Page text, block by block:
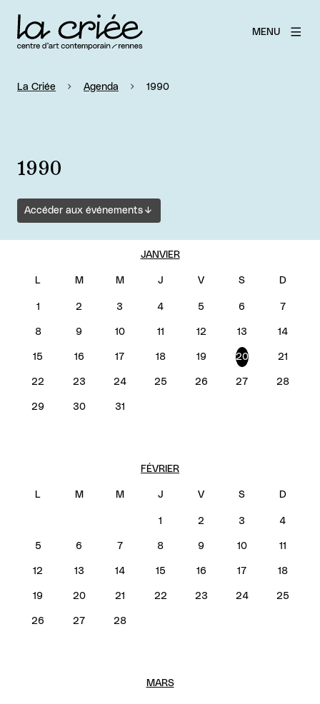
MENU
La Criée Agenda 1990
1990
Accéder aux événements
JANVIER
1 2 3 4 5 6 7
8 9 10 11 12 13 14
15 16 17 18 19 20 21
22 23 24 25 26 27 28
29 30 31
FÉVRIER
1 2 3 4
5 6 7 8 9 10 11
12 13 14 15 16 17 18
19 20 21 22 23 24 25
26 27 28
MARS